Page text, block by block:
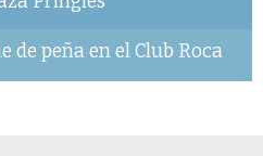
de peña en el Club Roca